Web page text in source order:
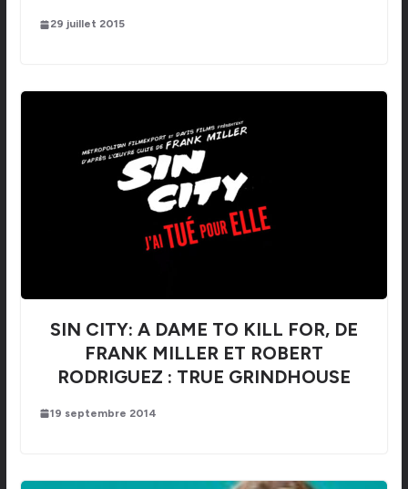
29 juillet 2015
SIN CITY: A DAME TO KILL FOR, DE
FRANK MILLER ET ROBERT
RODRIGUEZ : TRUE GRINDHOUSE
19 septembre 2014